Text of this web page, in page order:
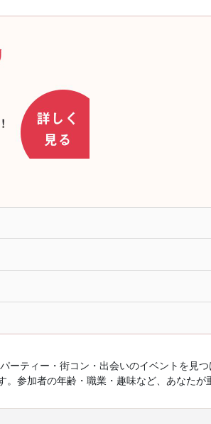
ーティー・街コン・出会いのイベントを見
参加者の年齢・職業・趣味など、あなたが